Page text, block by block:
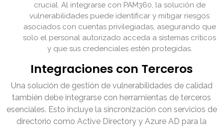
crucial. Al integrarse con PAM360, la solución de
vulnerabilidades puede identificar y mitigar riesgos
asociados con cuentas privilegiadas, asegurando que
solo el personal autorizado acceda a sistemas críticos
y que sus credenciales estén protegidas.
Integraciones con Terceros
Una solución de gestión de vulnerabilidades de calidad
también debe integrarse con herramientas de terceros
esenciales. Esto incluye la sincronización con servicios de
directorio como Active Directory y Azure AD para la